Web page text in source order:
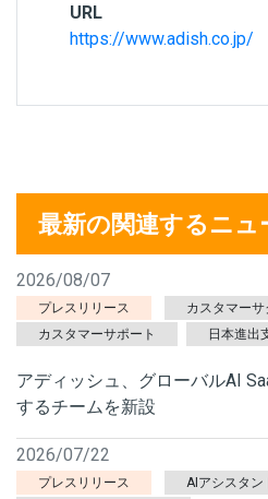
URL
https://www.adish.co.jp/
最新の関連するニュ
2026/08/07
プレスリリース
カスタマーサ
カスタマーサポート
日本進出
アディッシュ、グローバルAI
するチームを新設
2026/07/22
プレスリリース
AIアシスタン